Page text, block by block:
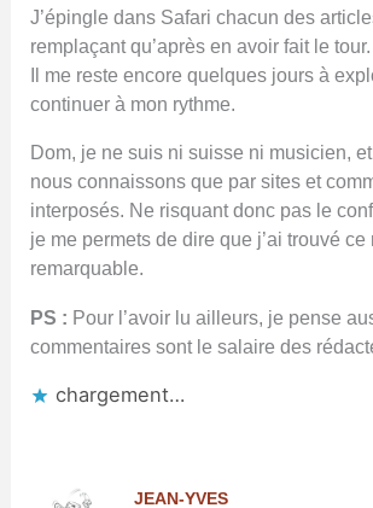
J’épingle dans Safari chacun des
remplaçant qu’après en avoir fait le tour.
Il me reste encore quelques jours à
continuer à mon rythme.
Dom, je ne suis ni suisse ni musicien,
nous connaissons que par sites et
interposés. Ne risquant donc pas le
je me permets de dire que j’ai trouvé ce
remarquable.
PS : Pour l’avoir lu ailleurs, je pense
commentaires sont le salaire des
chargement…
JEAN-YVES